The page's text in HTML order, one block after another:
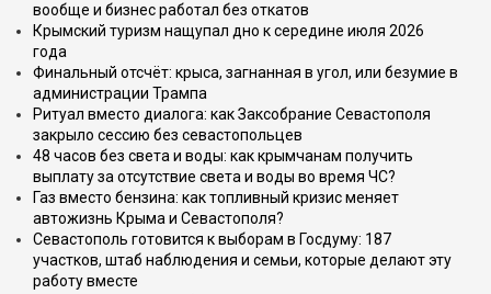
вообще и бизнес работал без откатов
Крымский туризм нащупал дно к середине июля 2026
года
Финальный отсчёт: крыса, загнанная в угол, или безумие в
администрации Трампа
Ритуал вместо диалога: как Заксобрание Севастополя
закрыло сессию без севастопольцев
48 часов без света и воды: как крымчанам получить
выплату за отсутствие света и воды во время ЧС?
Газ вместо бензина: как топливный кризис меняет
автожизнь Крыма и Севастополя?
Севастополь готовится к выборам в Госдуму: 187
участков, штаб наблюдения и семьи, которые делают эту
работу вместе